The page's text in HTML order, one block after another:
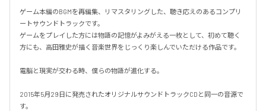
ゲーム本編のBGMを再編集、リマスタリングした、聴き応えのあるコンプリ
ートサウンドトラックです。
ゲームをプレイした方には物語の記憶がよみがえる一枚として、初めて聴く
方にも、高田雅史が描く音楽世界をじっくり楽しんでいただける作品です。
電脳と現実が交わる時、僕らの物語が進化する。
2015年5月29日に発売されたオリジナルサウンドトラックCDと同一の音源で
す。